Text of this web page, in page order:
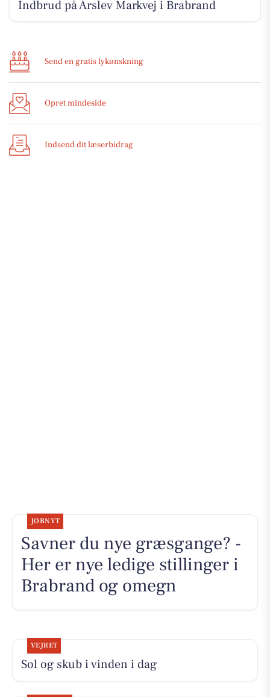
Indbrud på Årslev Markvej i Brabrand
Send en gratis lykønskning
Opret mindeside
Indsend dit læserbidrag
JOBNYT
Savner du nye græsgange? -
Her er nye ledige stillinger i
Brabrand og omegn
VEJRET
Sol og skub i vinden i dag